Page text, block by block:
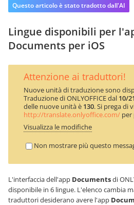
Questo articolo è stato tradotto dall'AI
Lingue disponibili per
Documents per iOS
Attenzione ai traduttori!
Nuove unità di traduzione sono
Traduzione di ONLYOFFICE dal 10/
delle nuove unità è 130. Si prega di
http://translate.onlyoffice.com/ per
Visualizza le modifiche
Non mostrare più questo
L'interfaccia dell'app Documentsdi
disponibile in 6 lingue. L'elenco cambia
traduttori desiderano avere l'app